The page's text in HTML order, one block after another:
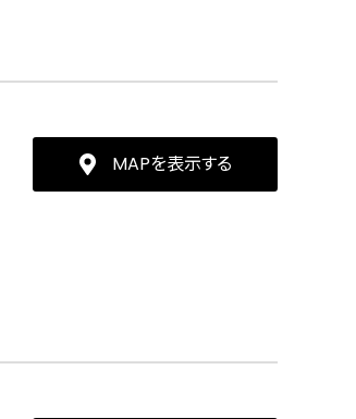
MAPを表示する